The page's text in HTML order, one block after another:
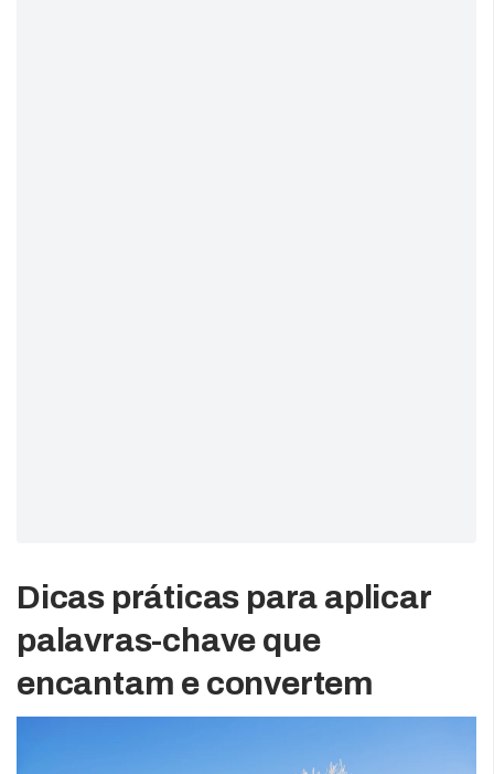
Dicas práticas para aplicar
palavras-chave que
encantam e convertem